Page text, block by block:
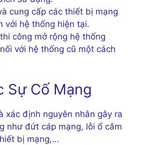
cung cấp các thiết bị mạng
với hệ thống hiện tại.
công mở rộng hệ thống
với hệ thống cũ một cách
Sự Cố Mạng
xác định nguyên nhân gây ra
như đứt cáp mạng, lỗi ổ cắm
bị mạng,…